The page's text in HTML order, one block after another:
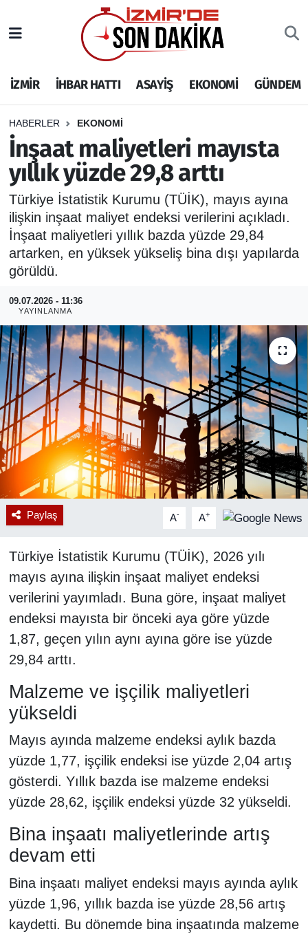
İZMİR İHBAR HATTI ASAYİŞ EKONOMİ GÜNDEM
HABERLER EKONOMİ
İnşaat maliyetleri mayısta
yıllık yüzde 29,8 arttı
Türkiye İstatistik Kurumu (TÜİK), mayıs ayına
ilişkin inşaat maliyet endeksi verilerini açıkladı.
İnşaat maliyetleri yıllık bazda yüzde 29,84
artarken, en yüksek yükseliş bina dışı yapılarda
görüldü.
09.07.2026 - 11:36
YAYINLANMA
Paylaş A- A+
Türkiye İstatistik Kurumu (TÜİK), 2026 yılı
mayıs ayına ilişkin inşaat maliyet endeksi
verilerini yayımladı. Buna göre, inşaat maliyet
endeksi mayısta bir önceki aya göre yüzde
1,87, geçen yılın aynı ayına göre ise yüzde
29,84 arttı.
Malzeme ve işçilik maliyetleri
yükseldi
Mayıs ayında malzeme endeksi aylık bazda
yüzde 1,77, işçilik endeksi ise yüzde 2,04 artış
gösterdi. Yıllık bazda ise malzeme endeksi
yüzde 28,62, işçilik endeksi yüzde 32 yükseldi.
Bina inşaatı maliyetlerinde artış
devam etti
Bina inşaatı maliyet endeksi mayıs ayında aylık
yüzde 1,96, yıllık bazda ise yüzde 28,56 artış
kaydetti. Bu dönemde bina inşaatında malzeme
İHBAR HATTI
DEPREM
GENEL
EKONOMİ
SİYASET
SPOR
ASAYİŞ
RESMİ REKLAM
İzmir Nöbetçi Eczaneler
İzmir Hava Durumu
İzmir Namaz Vakitleri
İzmir Trafik Yoğunluk Haritası
Puan Durumu ve Fikstür
Tüm Manşetler
Son Dakika Haberleri
Haber Arşivi